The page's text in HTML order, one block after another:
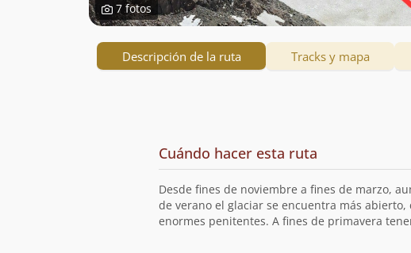
7 fotos
Descripción de la ruta Tracks y mapa
Cuándo hacer esta ruta
Desde fines de noviembre a fines de marzo,
de verano el glaciar se encuentra más
enormes penitentes. A fines de primavera